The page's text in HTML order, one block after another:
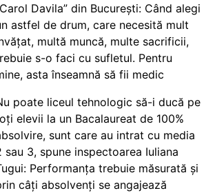
Davila” din București: Când alegi
astfel de drum, care necesită mult
multă muncă, multe sacrificii,
s-o faci cu sufletul. Pentru
asta înseamnă să fii medic
poate liceul tehnologic să-i ducă pe
elevii la un Bacalaureat de 100%
sunt care au intrat cu media
sau 3, spune inspectoarea Iuliana
Performanța trebuie măsurată și
câți absolvenți se angajează